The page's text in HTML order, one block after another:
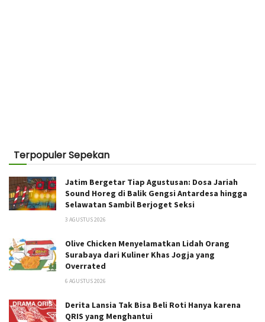
Terpopuler Sepekan
Jatim Bergetar Tiap Agustusan: Dosa Jariah
Sound Horeg di Balik Gengsi Antardesa hingga
Selawatan Sambil Berjoget Seksi
3 AGUSTUS 2026
Olive Chicken Menyelamatkan Lidah Orang
Surabaya dari Kuliner Khas Jogja yang
Overrated
6 AGUSTUS 2026
Derita Lansia Tak Bisa Beli Roti Hanya karena
QRIS yang Menghantui